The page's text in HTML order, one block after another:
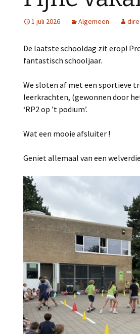
CLB
Voor- en
1 juli 2026 Algemeen
De laatste schooldag zit erop!
fantastisch schooljaar.
We sloten af met een sportieve
leerkrachten, (gewonnen door
‘RP2 op ’t podium’.
Wat een mooie afsluiter !
Geniet allemaal van een